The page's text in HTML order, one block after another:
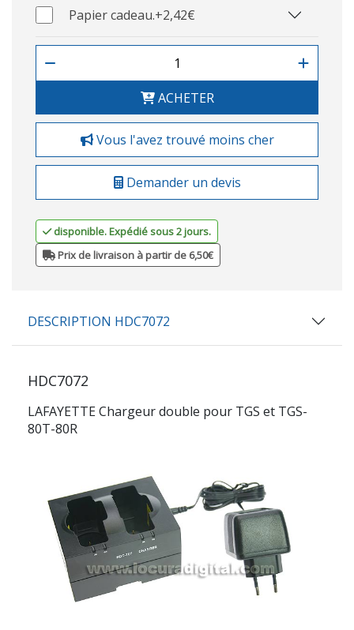
Papier cadeau.+2,42€
ACHETER
Vous l'avez trouvé moins cher
Demander un devis
disponible. Expédié sous 2 jours.
Prix de livraison à partir de 6,50€
DESCRIPTION HDC7072
HDC7072
LAFAYETTE Chargeur double pour TGS et TGS-
80T-80R